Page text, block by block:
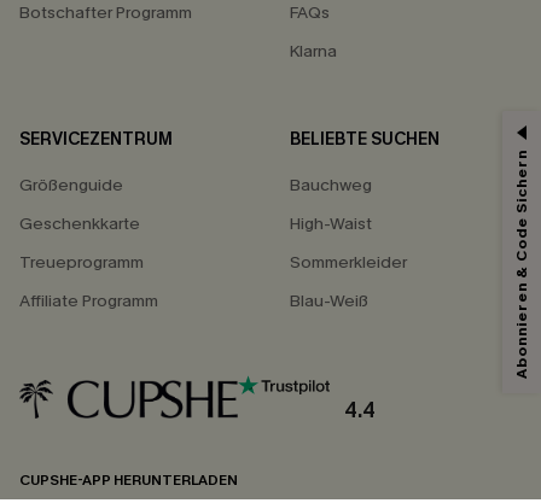
Botschafter Programm
FAQs
Klarna
SERVICEZENTRUM
Größenguide
Geschenkkarte
Treueprogramm
Affiliate Programm
BELIEBTE SUCHEN
Bauchweg
High-Waist
Sommerkleider
Blau-Weiß
4.4
CUPSHE-APP HERUNTERLADEN
Abonnieren & Code Sichern